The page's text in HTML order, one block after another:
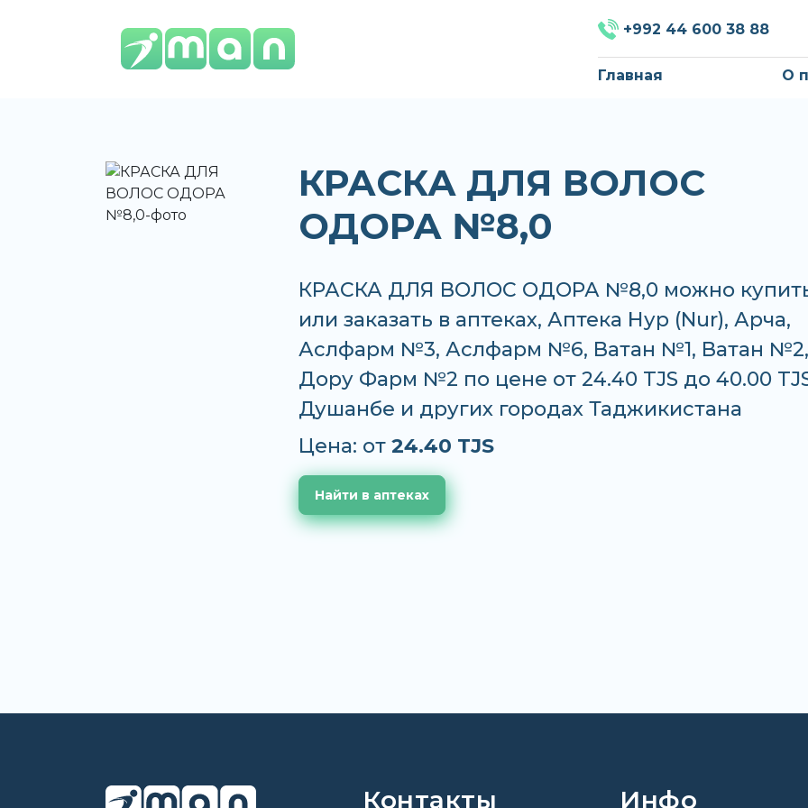
+992 44 600 38 88
Главная О
КРАСКА ДЛЯ ВОЛОС
ОДОРА №8,0
КРАСКА ДЛЯ ВОЛОС ОДОРА №8,0 можно
или заказать в аптеках, Аптека Нур (Nur), Арча,
Аслфарм №3, Аслфарм №6, Ватан №1, Ватан №2,
Дору Фарм №2 по цене от 24.40 TJS до 40.00
Душанбе и других городах Таджикистана
Цена: от 24.40 TJS
Найти в аптеках
Контакты Инфо